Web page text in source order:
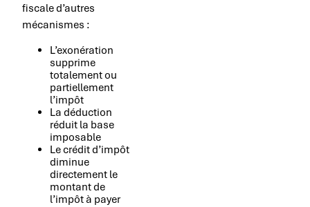
fiscale d’autres
mécanismes :
L’exonération
supprime
totalement ou
partiellement
l’impôt
La déduction
réduit la base
imposable
Le crédit d’impôt
diminue
directement le
montant de
l’impôt à payer